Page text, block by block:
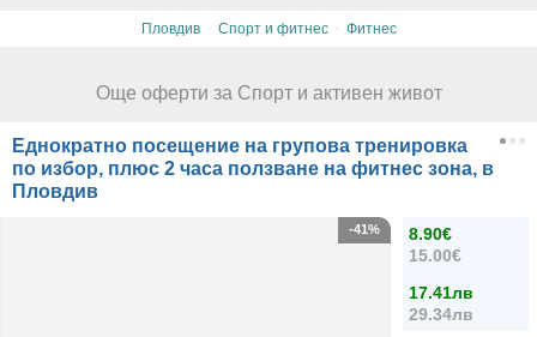
Пловдив · Спорт и фитнес · Фитнес
Още оферти за Спорт и активен живот
Еднократно посещение на групова тренировка
по избор, плюс 2 часа ползване на фитнес зона, в
Пловдив
8.90€
15.00€
17.41лв
29.34лв
-41%